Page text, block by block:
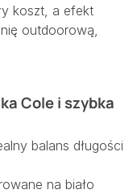
koszt, a efekt
outdoorową,
Cole i szybka
balans długości
na biało